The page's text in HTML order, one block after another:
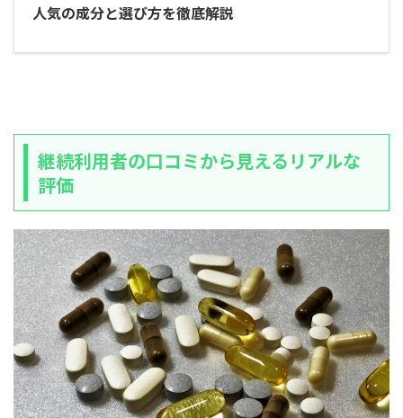
人気の成分と選び方を徹底解説
継続利用者の口コミから見えるリアルな
評価